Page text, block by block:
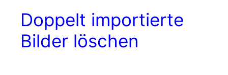
Doppelt importierte
Bilder löschen